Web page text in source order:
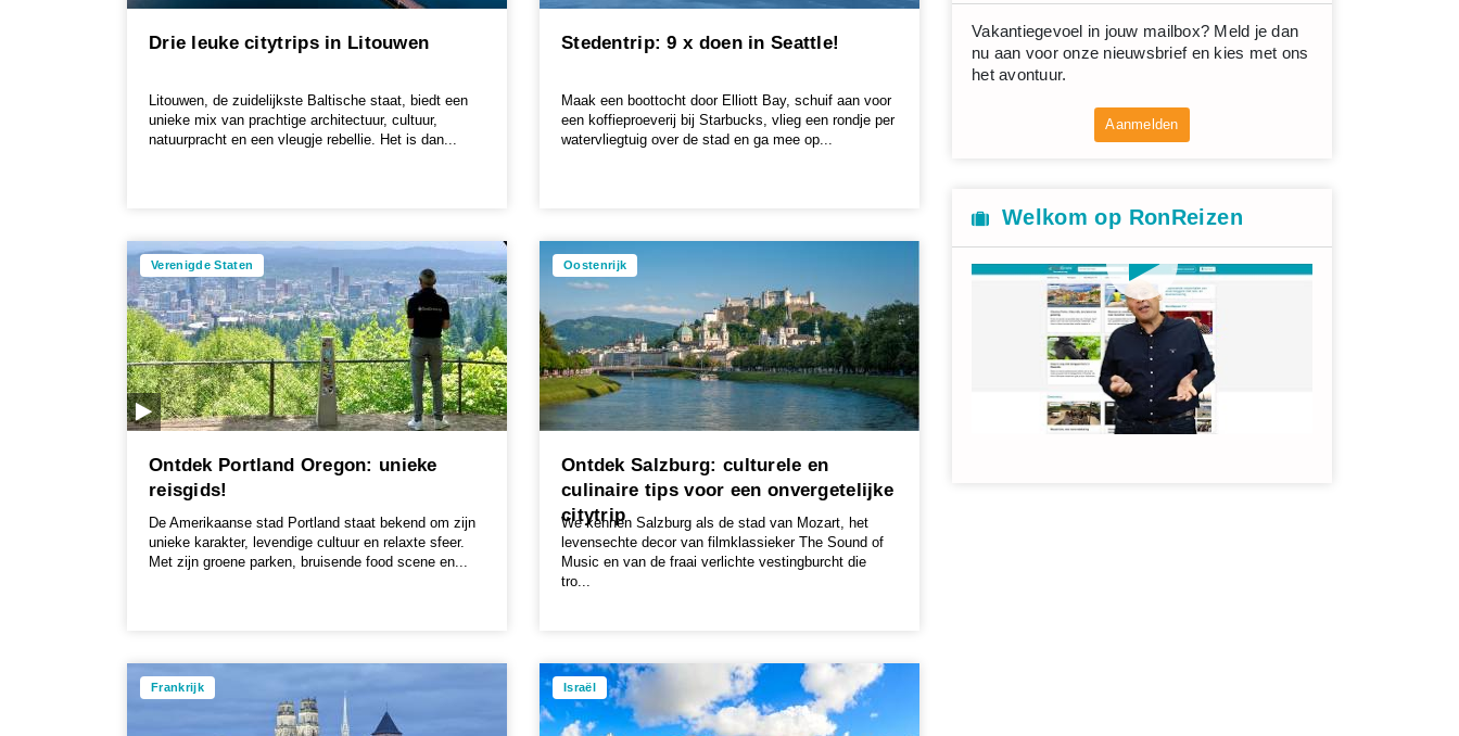
Drie leuke citytrips in Litouwen
Litouwen, de zuidelijkste Baltische staat, biedt een
unieke mix van prachtige architectuur, cultuur,
natuurpracht en een vleugje rebellie. Het is dan...
Stedentrip: 9 x doen in Seattle!
Maak een boottocht door Elliott Bay, schuif aan voor
een koffieproeverij bij Starbucks, vlieg een rondje per
watervliegtuig over de stad en ga mee op...
Verenigde Staten
Ontdek Portland Oregon: unieke
reisgids!
De Amerikaanse stad Portland staat bekend om zijn
unieke karakter, levendige cultuur en relaxte sfeer.
Met zijn groene parken, bruisende food scene en...
Oostenrijk
Ontdek Salzburg: culturele en
culinaire tips voor een onvergetelijke
citytrip
We kennen Salzburg als de stad van Mozart, het
levensechte decor van filmklassieker The Sound of
Music en van de fraai verlichte vestingburcht die
tro...
Frankrijk Israël
Vakantiegevoel in jouw mailbox? Meld je dan
nu aan voor onze nieuwsbrief en kies met ons
het avontuur.
Aanmelden
Welkom op RonReizen